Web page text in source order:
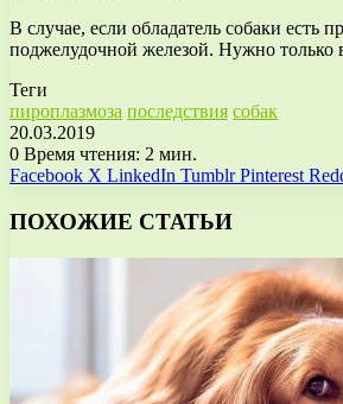
В случае, если обладатель собаки
поджелудочной железой. Нужно только
Теги
пироплазмоза последствия собак
20.03.2019
0 Время чтения: 2 мин.
Facebook X LinkedIn Tumblr Pinterest
ПОХОЖИЕ СТАТЬИ